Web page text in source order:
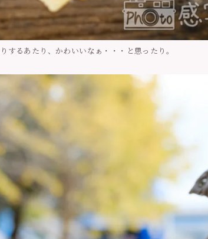
るあたり、かわいいなぁ・・・と思ったり。